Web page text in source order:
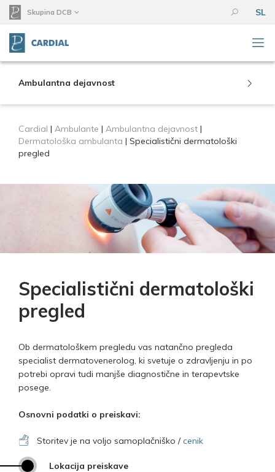
Skupina DCB SL
Ambulantna dejavnost
Cardial | Ambulante | Ambulantna dejavnost |
Dermatološka ambulanta | Specialistični dermatološki
pregled
Specialistični dermatološki
pregled
Ob dermatološkem pregledu vas natančno pregleda
specialist dermatovenerolog, ki svetuje o zdravljenju in po
potrebi opravi tudi manjše diagnostične in terapevtske
posege.
Osnovni podatki o preiskavi:
Storitev je na voljo samoplačniško /cenik
Lokacija preiskave